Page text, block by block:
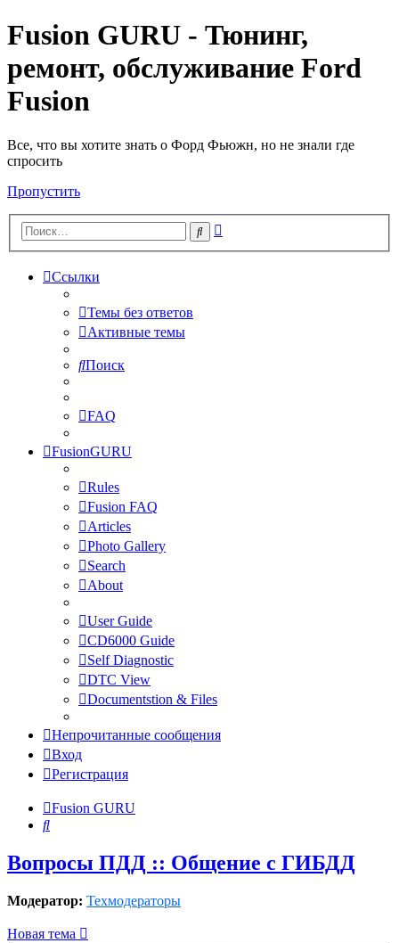
Fusion GURU - Тюнинг,
ремонт, обслуживание Ford
Fusion
Все, что вы хотите знать о Форд Фьюжн, но не знали где
спросить
Пропустить
Поиск
Ссылки
Темы без ответов
Активные темы
Поиск
FAQ
FusionGURU
Rules
Fusion FAQ
Articles
Photo Gallery
Search
About
User Guide
CD6000 Guide
Self Diagnostic
DTC View
Documentstion & Files
Непрочитанные сообщения
Вход
Регистрация
Fusion GURU
Поиск
Вопросы ПДД :: Общение с ГИБДД
Модератор: Техмодераторы
Новая тема